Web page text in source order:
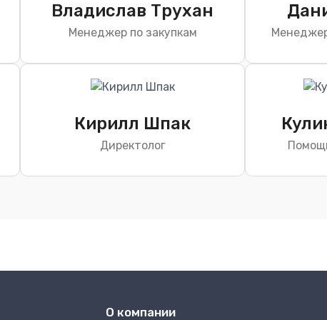
Владислав Трухан
Менеджер по закупкам
Кирилл Шпак
Директолог
О компании